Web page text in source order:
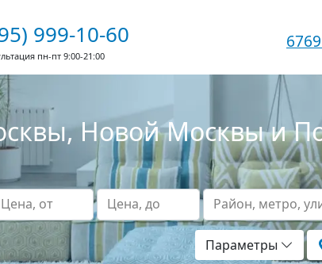
999-10-60
пн-пт 9:00-21:00
6769
Новой Москвы и
Цена, от Цена, до Район, метро,
Параметры